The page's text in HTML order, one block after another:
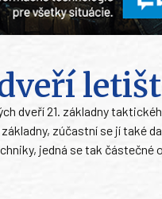
dveří 21. základny
zúčastní se jí také
jedná se tak